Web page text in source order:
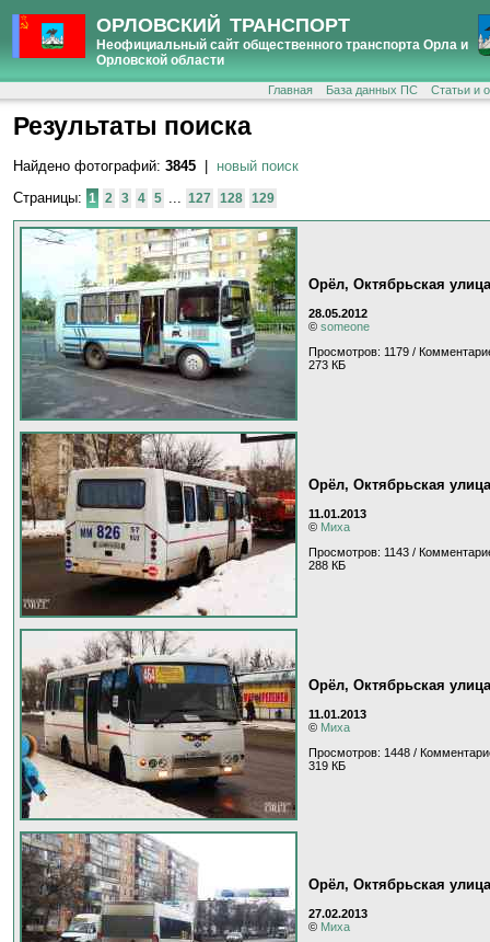
ОРЛОВСКИЙ ТРАНСПОРТ
Неофициальный сайт общественного транспорта Орла и
Орловской области
Главная База данных ПС Статьи и
Результаты поиска
Найдено фотографий: 3845
новый поиск
Страницы: 1 2 3 4 5 127 128 129
Орёл, Октябрьская улица
28.05.2012
© someone
Просмотров: 1179 /
273 КБ
Орёл, Октябрьская улица
11.01.2013
© Миха
Просмотров: 1143 /
288 КБ
Орёл, Октябрьская улица
11.01.2013
© Миха
Просмотров: 1448 /
319 КБ
Орёл, Октябрьская улица
27.02.2013
© Миха